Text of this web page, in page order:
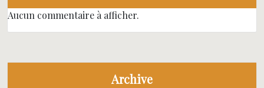
Aucun commentaire à afficher.
Archive